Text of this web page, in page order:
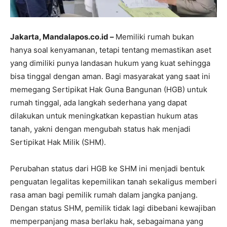
Jakarta, Mandalapos.co.id – Memiliki rumah bukan
hanya soal kenyamanan, tetapi tentang memastikan aset
yang dimiliki punya landasan hukum yang kuat sehingga
bisa tinggal dengan aman. Bagi masyarakat yang saat ini
memegang Sertipikat Hak Guna Bangunan (HGB) untuk
rumah tinggal, ada langkah sederhana yang dapat
dilakukan untuk meningkatkan kepastian hukum atas
tanah, yakni dengan mengubah status hak menjadi
Sertipikat Hak Milik (SHM).
Perubahan status dari HGB ke SHM ini menjadi bentuk
penguatan legalitas kepemilikan tanah sekaligus memberi
rasa aman bagi pemilik rumah dalam jangka panjang.
Dengan status SHM, pemilik tidak lagi dibebani kewajiban
memperpanjang masa berlaku hak, sebagaimana yang